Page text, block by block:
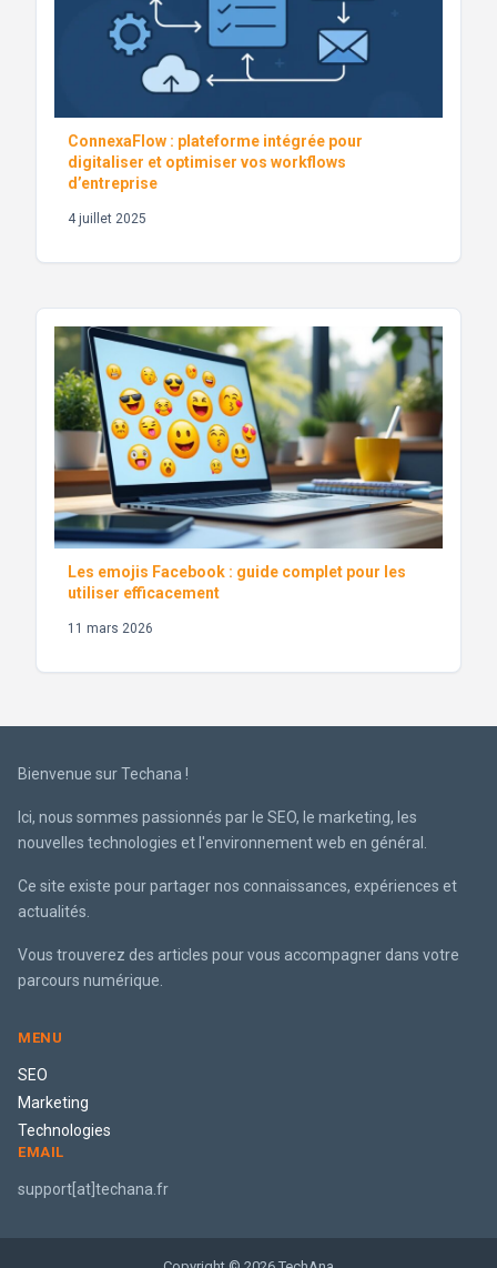
ConnexaFlow : plateforme intégrée pour
digitaliser et optimiser vos workflows
d’entreprise
4 juillet 2025
Les emojis Facebook : guide complet pour les
utiliser efficacement
11 mars 2026
Bienvenue sur Techana !
Ici, nous sommes passionnés par le SEO, le marketing, les
nouvelles technologies et l'environnement web en général.
Ce site existe pour partager nos connaissances, expériences et
actualités.
Vous trouverez des articles pour vous accompagner dans votre
parcours numérique.
MENU
SEO
Marketing
Technologies
EMAIL
support[at]techana.fr